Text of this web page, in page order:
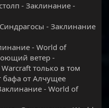
- Заклинание -
- Заклинание
- World of
ветер -
только в том
бафа от Алчущее
- World of